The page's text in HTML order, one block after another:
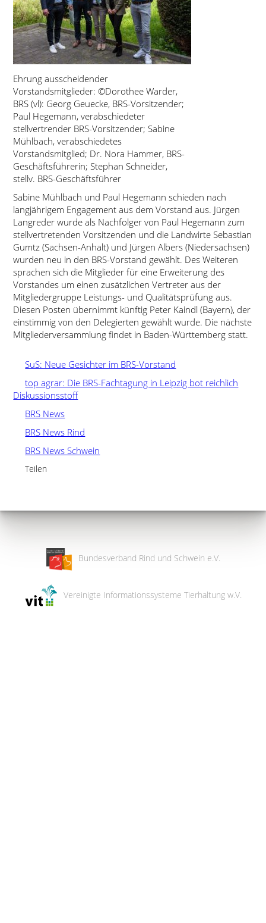
Ehrung ausscheidender
Vorstandsmitglieder: ©Dorothee Warder,
BRS (vl): Georg Geuecke, BRS-Vorsitzender;
Paul Hegemann, verabschiedeter
stellvertrender BRS-Vorsitzender; Sabine
Mühlbach, verabschiedetes
Vorstandsmitglied; Dr. Nora Hammer, BRS-
Geschäftsführerin; Stephan Schneider,
stellv. BRS-Geschäftsführer
Sabine Mühlbach und Paul Hegemann schieden nach
langjährigem Engagement aus dem Vorstand aus. Jürgen
Langreder wurde als Nachfolger von Paul Hegemann zum
stellvertretenden Vorsitzenden und die Landwirte Sebastian
Gumtz (Sachsen-Anhalt) und Jürgen Albers (Niedersachsen)
wurden neu in den BRS-Vorstand gewählt. Des Weiteren
sprachen sich die Mitglieder für eine Erweiterung des
Vorstandes um einen zusätzlichen Vertreter aus der
Mitgliedergruppe Leistungs- und Qualitätsprüfung aus.
Diesen Posten übernimmt künftig Peter Kaindl (Bayern), der
einstimmig von den Delegierten gewählt wurde. Die nächste
Mitgliederversammlung findet in Baden-Württemberg statt.
SuS: Neue Gesichter im BRS-Vorstand
top agrar: Die BRS-Fachtagung in Leipzig bot reichlich
Diskussionsstoff
BRS News
BRS News Rind
BRS News Schwein
Teilen
Bundesverband Rind und Schwein e.V.
Vereinigte Informationssysteme Tierhaltung w.V.